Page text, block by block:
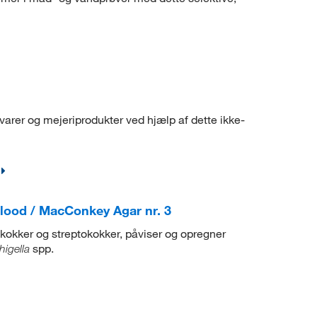
og mejeriprodukter ved hjælp af dette ikke-
/ MacConkey Agar nr. 3
og streptokokker, påviser og opregner
spp.